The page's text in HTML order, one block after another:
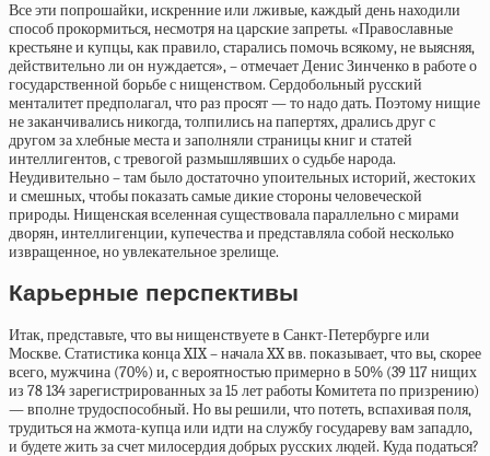
Все эти попрошайки, искренние или лживые, каждый день находили
способ прокормиться, несмотря на царские запреты. «Православные
крестьяне и купцы, как правило, старались помочь всякому, не выясняя,
действительно ли он нуждается», – отмечает Денис Зинченко в работе о
государственной борьбе с нищенством. Сердобольный русский
менталитет предполагал, что раз просят — то надо дать. Поэтому нищие
не заканчивались никогда, толпились на папертях, дрались друг с
другом за хлебные места и заполняли страницы книг и статей
интеллигентов, с тревогой размышлявших о судьбе народа.
Неудивительно – там было достаточно упоительных историй, жестоких
и смешных, чтобы показать самые дикие стороны человеческой
природы. Нищенская вселенная существовала параллельно с мирами
дворян, интеллигенции, купечества и представляла собой несколько
извращенное, но увлекательное зрелище.
Карьерные перспективы
Итак, представьте, что вы нищенствуете в Санкт-Петербурге или
Москве. Статистика конца XIX – начала XX вв. показывает, что вы, скорее
всего, мужчина (70%) и, с вероятностью примерно в 50% (39 117 нищих
из 78 134 зарегистрированных за 15 лет работы Комитета по призрению)
— вполне трудоспособный. Но вы решили, что потеть, вспахивая поля,
трудиться на жмота-купца или идти на службу государеву вам западло,
и будете жить за счет милосердия добрых русских людей. Куда податься?